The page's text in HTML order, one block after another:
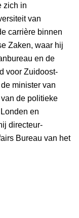
zich in
van
carrière binnen
Zaken, waar hij
en de
voor Zuidoost-
minister van
de politieke
en
directeur-
Bureau van het